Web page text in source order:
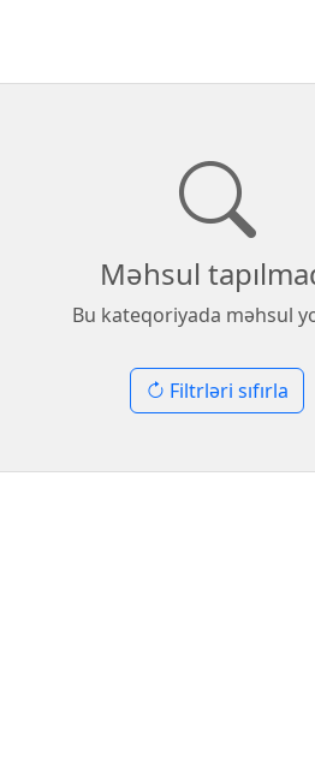
Məhsul
Bu kateqoriyada məhsul
Filtrləri sıfırla